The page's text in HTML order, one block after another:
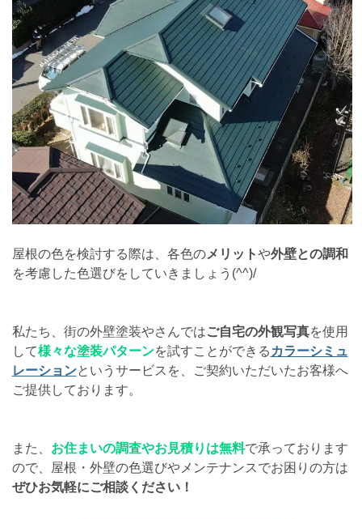
屋根の色を検討する際は、各色のメリットや外壁との調和
を考慮した色選びをしていきましょう(^^)/
私たち、街の外壁塗装やさんではご自宅の外観写真を使用
して様々な塗装パターンを試すことができる カラーシミュ
レーションというサービスを、ご契約いただいたお客様へ
ご提供しております。
また、 お住まいの調査やお見積りは無料で承っております
ので、屋根・外壁の色選びやメンテナンスでお困りの方は
ぜひお気軽にご相談ください！